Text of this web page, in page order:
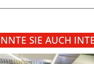
SIE AUCH